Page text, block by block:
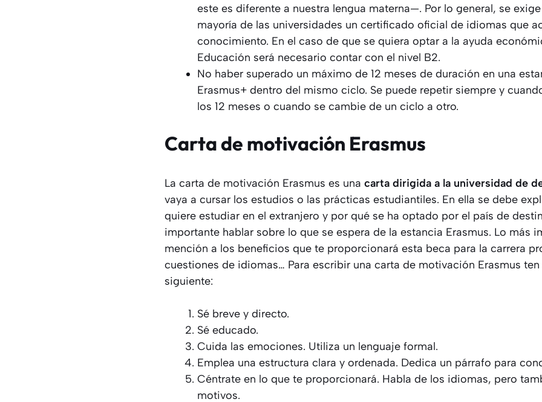
este es diferente a nuestra lengua materna—. Por lo general, se exige
mayoría de las universidades un certificado oficial de idiomas que
conocimiento. En el caso de que se quiera optar a la ayuda
Educación será necesario contar con el nivel B2.
No haber superado un máximo de 12 meses de duración en una
Erasmus+ dentro del mismo ciclo. Se puede repetir siempre y
los 12 meses o cuando se cambie de un ciclo a otro.
Carta de motivación Erasmus
La carta de motivación Erasmus es una carta dirigida a la universidad de
vaya a cursar los estudios o las prácticas estudiantiles. En ella se debe
quiere estudiar en el extranjero y por qué se ha optado por el país de
importante hablar sobre lo que se espera de la estancia Erasmus. Lo más
mención a los beneficios que te proporcionará esta beca para la carrera
cuestiones de idiomas… Para escribir una carta de motivación Erasmus
siguiente:
Sé breve y directo.
Sé educado.
Cuida las emociones. Utiliza un lenguaje formal.
Emplea una estructura clara y ordenada. Dedica un párrafo para
Céntrate en lo que te proporcionará. Habla de los idiomas, pero
motivos.